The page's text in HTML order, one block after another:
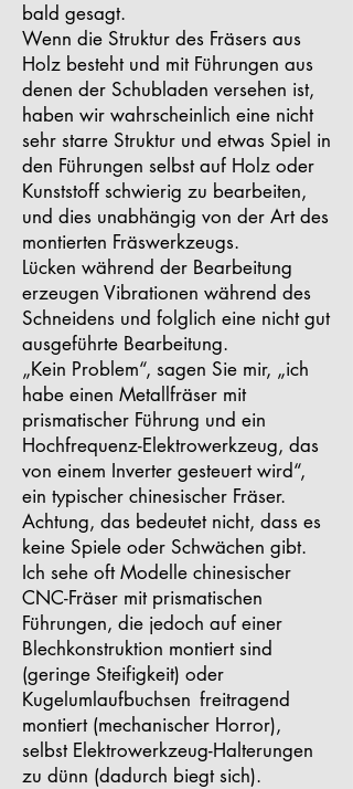
bald gesagt.
Wenn die Struktur des Fräsers aus
Holz besteht und mit Führungen aus
denen der Schubladen versehen ist,
haben wir wahrscheinlich eine nicht
sehr starre Struktur und etwas Spiel in
den Führungen selbst auf Holz oder
Kunststoff schwierig zu bearbeiten,
und dies unabhängig von der Art des
montierten Fräswerkzeugs.
Lücken während der Bearbeitung
erzeugen Vibrationen während des
Schneidens und folglich eine nicht gut
ausgeführte Bearbeitung.
„Kein Problem“, sagen Sie mir, „ich
habe einen Metallfräser mit
prismatischer Führung und ein
Hochfrequenz-Elektrowerkzeug, das
von einem Inverter gesteuert wird“,
ein typischer chinesischer Fräser.
Achtung, das bedeutet nicht, dass es
keine Spiele oder Schwächen gibt.
Ich sehe oft Modelle chinesischer
CNC-Fräser mit prismatischen
Führungen, die jedoch auf einer
Blechkonstruktion montiert sind
(geringe Steifigkeit) oder
Kugelumlaufbuchsen freitragend
montiert (mechanischer Horror),
selbst Elektrowerkzeug-Halterungen
zu dünn (dadurch biegt sich).